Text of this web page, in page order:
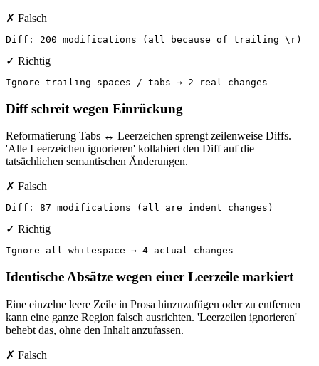
✗ Falsch
Diff: 200 modifications (all because of trailing \r)
✓ Richtig
Ignore trailing spaces / tabs → 2 real changes
Diff schreit wegen Einrückung
Reformatierung Tabs ↔ Leerzeichen sprengt zeilenweise Diffs.
'Alle Leerzeichen ignorieren' kollabiert den Diff auf die
tatsächlichen semantischen Änderungen.
✗ Falsch
Diff: 87 modifications (all are indent changes)
✓ Richtig
Ignore all whitespace → 4 actual changes
Identische Absätze wegen einer Leerzeile markiert
Eine einzelne leere Zeile in Prosa hinzuzufügen oder zu entfernen
kann eine ganze Region falsch ausrichten. 'Leerzeilen ignorieren'
behebt das, ohne den Inhalt anzufassen.
✗ Falsch